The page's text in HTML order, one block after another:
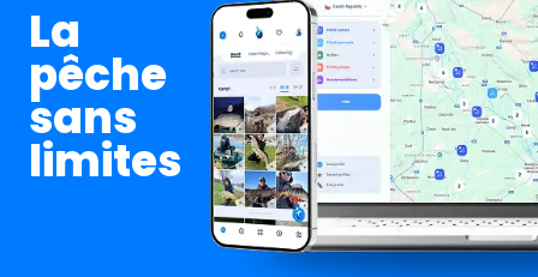
La
pêche
sans
limites